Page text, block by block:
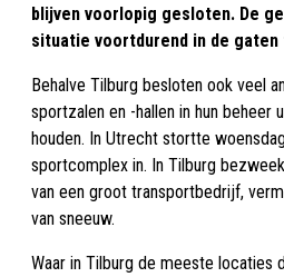
blijven voorlopig gesloten. De
situatie voortdurend in de gaten
Behalve Tilburg besloten ook veel
sportzalen en -hallen in hun beheer
houden. In Utrecht stortte
sportcomplex in. In Tilburg
van een groot transportbedrijf,
van sneeuw.
Waar in Tilburg de meeste locaties